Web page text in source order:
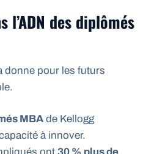
l’ADN des diplômés
donne pour les futurs
MBA de Kellogg
à innover.